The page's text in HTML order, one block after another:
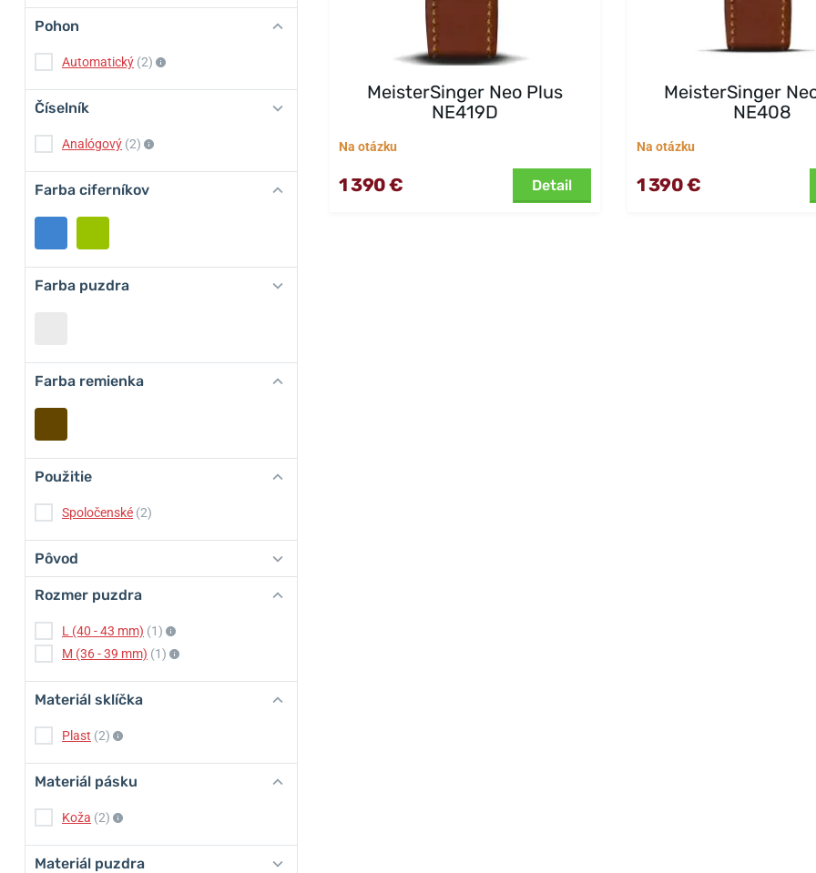
Pohon
Automatický (2)
Číselník
Analógový (2)
Farba ciferníkov
Farba puzdra
Farba remienka
Použitie
Spoločenské (2)
Pôvod
Rozmer puzdra
L (40 - 43 mm) (1)
M (36 - 39 mm) (1)
Materiál sklíčka
Plast (2)
Materiál pásku
Koža (2)
Materiál puzdra
MeisterSinger Neo Plus
NE419D
Na otázku
1 390 € Detail
MeisterSinger
NE408
Na otázku
1 390 €